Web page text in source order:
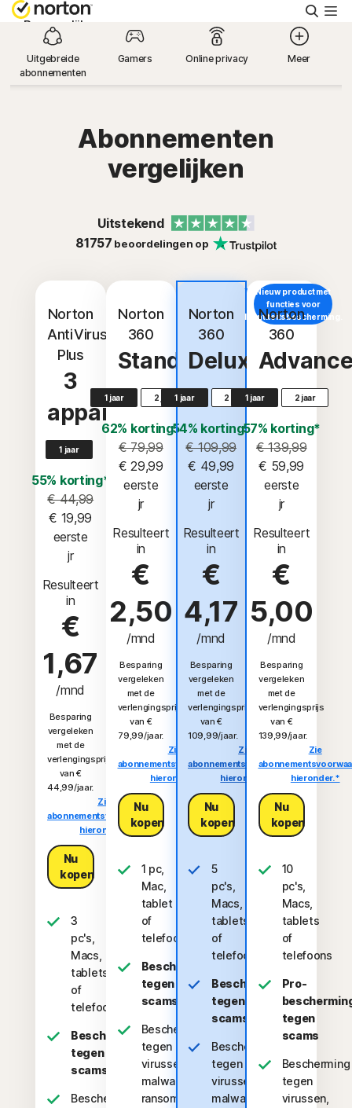
Persoonlijk
Small Business
Ondersteuning
Gratis proberen
Aanmelden
Uitgebreide
abonnementen
Gamers Online privacy Meer
Abonnementen
vergelijken
Uitstekend
81757 beoordelingen op
Norton
AntiVirus
Plus
3
apparaten
1 jaar
55% korting*
€ 44,99
€ 19,99
jr
Resulteert
in
€
1,67
/mnd
Besparing
vergeleken
met de
verlengingsprijs
van €
44,99/jaar.
Zie
abonnementsvoorwaarden
hieronder.*
Nu
kopen
3
pc's,
Macs,
tablets
of
telefoons
Bescherming
tegen
scams
Bescherming
Norton
360
Standard
1 jaar 2 jaar
62% korting*
€ 79,99
€ 29,99
eerste
jr
Resulteert
in
€
2,50
/mnd
Besparing
vergeleken
met de
verlengingsprijs
van €
79,99/jaar.
Zie
abonnementsvoorwaarden
hieronder.*
Nu
kopen
1 pc,
Mac,
tablet
of
telefoon
Bescherming
tegen
scams
Bescherming
tegen
virussen,
malware,
ransomware
aanbieding
Norton
360
Deluxe
1 jaar 2 jaar
54% korting*
€ 109,99
€ 49,99
jr
Resulteert
in
€
4,17
/mnd
Besparing
vergeleken
met de
verlengingsprijs
van €
109,99/jaar.
Zie
abonnementsvoorwaarden
hieronder.*
Nu
kopen
5
pc's,
Macs,
tablets
of
telefoons
Bescherming
tegen
scams
Bescherming
tegen
virussen,
malware,
Nieuw product met
functies voor
Identiteitsbescherming.
Norton
360
1 jaar 2 jaar
57% korting*
€ 139,99
€ 59,99
eerste
jr
Resulteert
in
€
5,00
/mnd
Besparing
vergeleken
met de
verlengingsprijs
van €
139,99/jaar.
Zie
hieronder.*
Nu
kopen
10
pc's,
Macs,
tablets
of
telefoons
Pro-
tegen
scams
Bescherming
tegen
virussen,